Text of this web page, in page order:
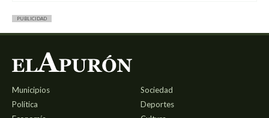
PUBLICIDAD
Municipios
Política
Sociedad
Deportes